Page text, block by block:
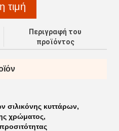
τιμή
Περιγραφή του
προϊόντος
σιλικόνης κυττάρων,
χρώματος,